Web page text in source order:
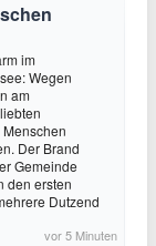
im
Wegen
am
Der Brand
Gemeinde
den ersten
Dutzend
vor 5 Minuten